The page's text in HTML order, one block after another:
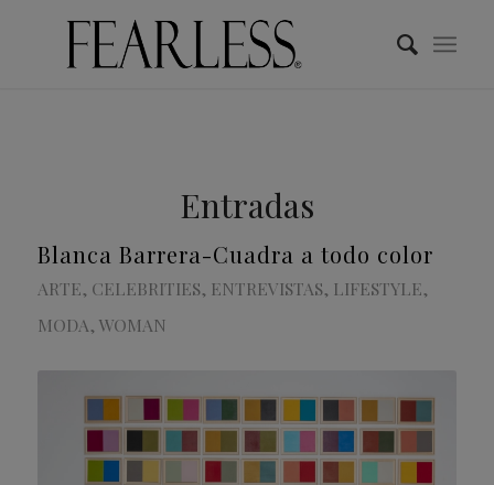
Entradas
Blanca Barrera-Cuadra a todo color
ARTE, CELEBRITIES, ENTREVISTAS, LIFESTYLE,
MODA, WOMAN